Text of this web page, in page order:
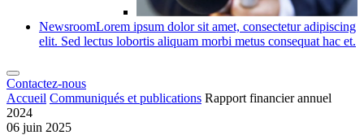
NewsroomLorem ipsum dolor sit amet, consectetur adipiscing
elit. Sed lectus lobortis aliquam morbi metus consequat hac et.
Contactez-nous
Accueil Communiqués et publications Rapport financier annuel
2024
06 juin 2025